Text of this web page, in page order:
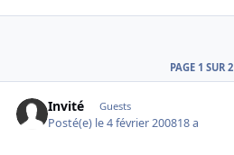
PAGE 1 SUR 2
Invité Guests
Posté(e) le 4 février 200818 a